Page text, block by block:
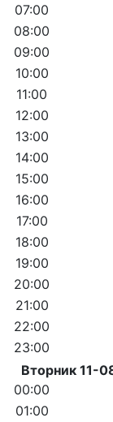
07:00
08:00
09:00
10:00
11:00
12:00
13:00
14:00
15:00
16:00
17:00
18:00
19:00
20:00
21:00
22:00
23:00
Вторник 11-
00:00
01:00